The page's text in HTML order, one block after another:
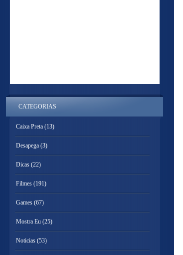
CATEGORIAS
Caixa Preta (13)
Desapega (3)
Dicas (22)
Filmes (191)
Games (67)
Mostra Eu (25)
Noticias (53)